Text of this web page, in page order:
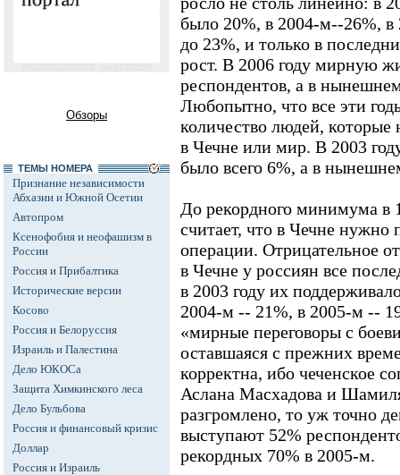
Обзоры
ТЕМЫ НОМЕРА
Признание независимости
Абхазии и Южной Осетии
Автопром
Ксенофобия и неофашизм в
России
Россия и Прибалтика
Исторические версии
Косово
Россия и Белоруссия
Израиль и Палестина
Дело ЮКОСа
Защита Химкинского леса
Дело Бульбова
Россия и финансовый кризис
Доллар
Россия и Израиль
было 20%, в 2004-м--26%, в
до 23%, и только в
рост. В 2006 году мирную
респондентов, а в
Любопытно, что все эти
количество людей, которые
в Чечне или мир. В 2003
было всего 6%, а в
До рекордного минимума в
считает, что в Чечне нужно
операции. Отрицательное
в Чечне у россиян все
в 2003 году их
2004-м -- 21%, в 2005-м --
«мирные переговоры с
оставшаяся с прежних
корректна, ибо чеченское
Аслана Масхадова и
разгромлено, то уж точно
выступают 52%
рекордных 70% в 2005-м.